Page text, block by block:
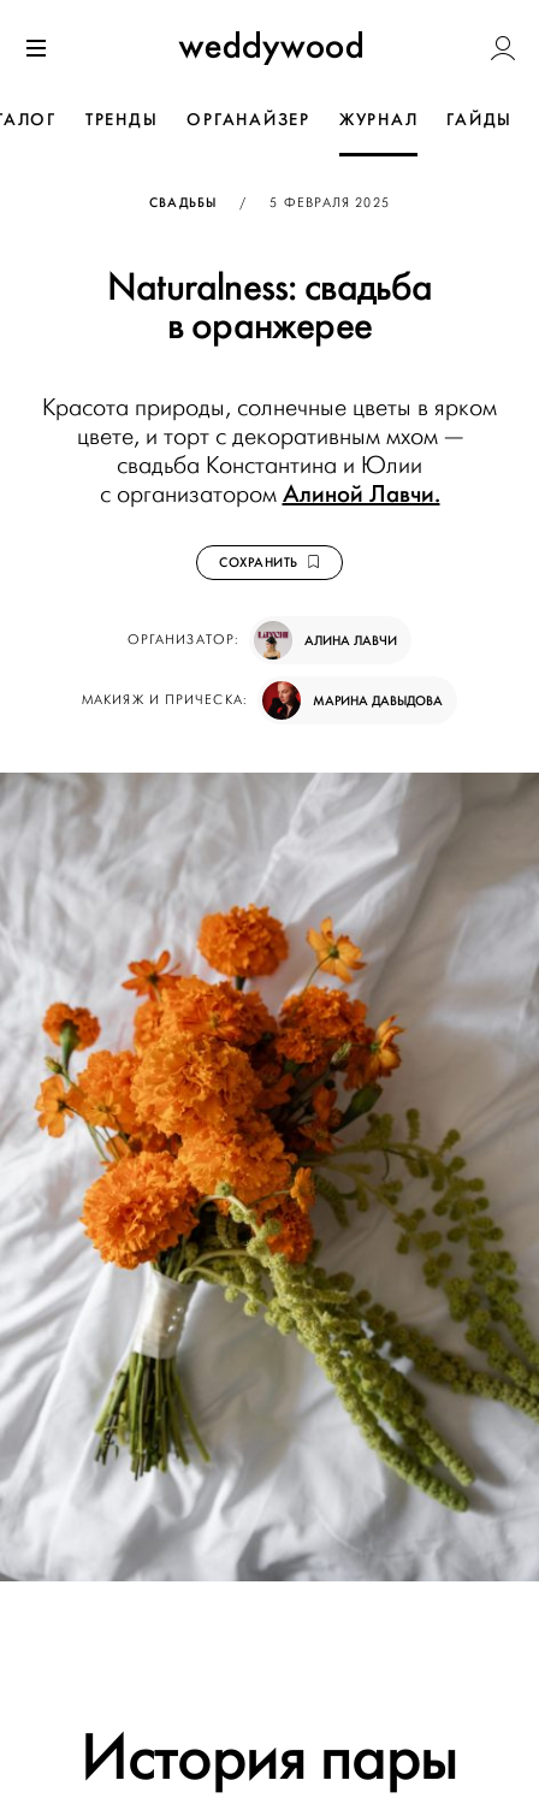
к содержанию
Weddywood
ТРЕНДЫ ОРГАНАЙЗЕР ЖУРНАЛ ГАЙДЫ
СВАДЬБЫ / ОПУБЛИКОВАНО
5 ФЕВРАЛЯ 2025
Naturalness: свадьба
в оранжерее
Красота природы, солнечные цветы в ярком
цвете, и торт с декоративным мхом —
свадьба Константина и Юлии
с организатором Алиной Лавчи.
СОХРАНИТЬ
ОРГАНИЗАТОР: АЛИНА ЛАВЧИ
МАКИЯЖ И ПРИЧЕСКА: МАРИНА ДАВЫДОВА
История пары